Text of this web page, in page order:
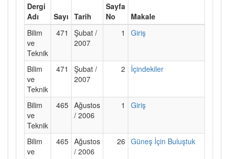
Dergi
Adı
Sayı Tarih
Sayfa
No
Makale
Bilim
ve
Teknik
471
Şubat /
2007
1 Giriş
Bilim
ve
Teknik
471
Şubat /
2007
2 İçindekiler
Bilim
ve
Teknik
465 Ağustos
/ 2006
1 Giriş
Bilim
ve
465 Ağustos
/ 2006
26 Güneş İçin Buluştuk